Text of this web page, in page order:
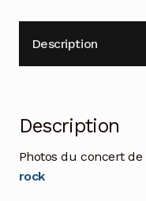
Description
Description
Photos du concert de
rock